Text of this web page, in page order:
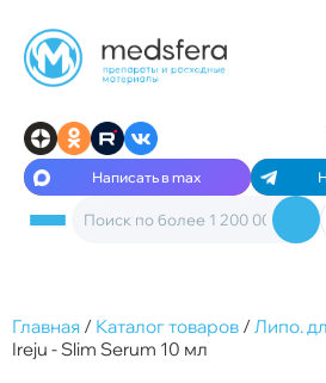
Написать в max
Главная / Каталог товаров /Липо.
Ireju - Slim Serum 10 мл